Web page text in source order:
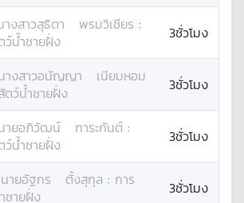
างสาวสุธิตา พรมวิเชียร :
ว์น้ำชายฝั่ง
3ชั่วโมง
างสาวอนัญญา
เนียมหอม
ตว์น้ำชายฝั่ง 3ชั่วโมง
ายอภิวัฒน์ การะกันต์ :
ว์น้ำชายฝั่ง
3ชั่วโมง
นายอัฐกร ตั้งสุกุล : การ
ชายฝั่ง
3ชั่วโมง